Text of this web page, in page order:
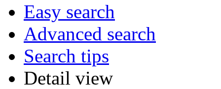
Easy search
Advanced search
Search tips
Detail view